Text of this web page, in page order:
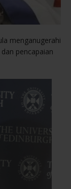
menganugerahi
pencapaian